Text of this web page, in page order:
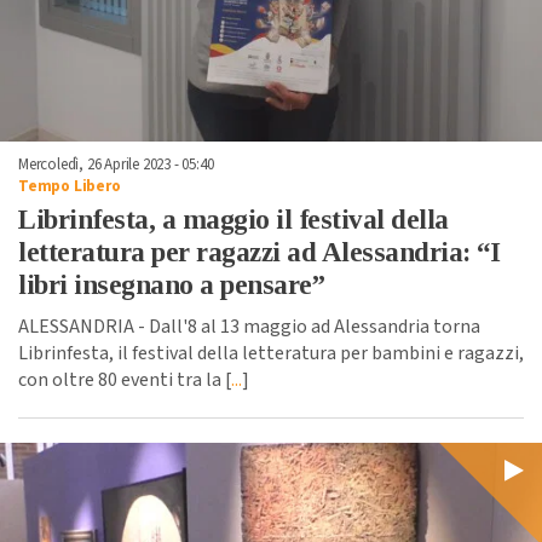
Mercoledì, 26 Aprile 2023 - 05:40
Tempo Libero
Librinfesta, a maggio il festival della
letteratura per ragazzi ad Alessandria: “I
libri insegnano a pensare”
ALESSANDRIA - Dall'8 al 13 maggio ad Alessandria torna
Librinfesta, il festival della letteratura per bambini e ragazzi,
con oltre 80 eventi tra la [...]